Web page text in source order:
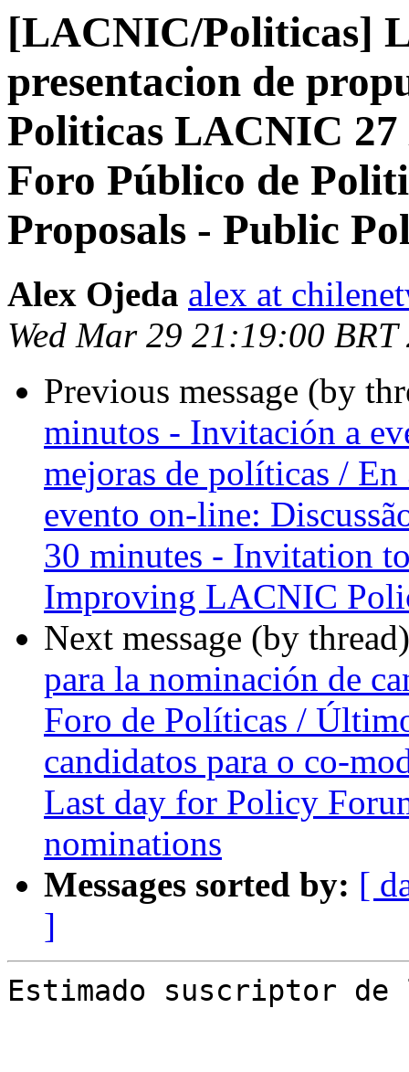
[LACNIC/Politicas]
presentacion de
Politicas LACNIC 27
Foro Público de
Proposals - Public
Alex Ojeda alex at
Wed Mar 29 21:19:00 BRT
Previous message (by
minutos - Invitación a
mejoras de políticas /
evento on-line:
30 minutes - Invitation
Improving LACNIC
Next message (by
para la nominación de
Foro de Políticas /
candidatos para o co-
Last day for Policy
nominations
Messages sorted by: [
]
Estimado suscriptor